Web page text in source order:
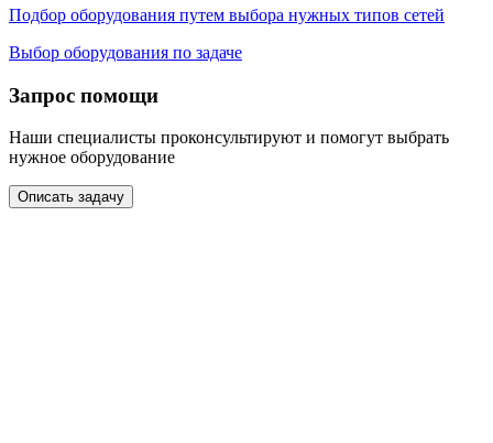
Подбор оборудования путем выбора нужных типов сетей
Выбор оборудования по задаче
Запрос помощи
Наши специалисты проконсультируют и помогут выбрать
нужное оборудование
Описать задачу